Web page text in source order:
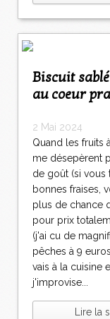
Biscuit sablé double
au coeur
2 Mai 2024
Quand les fruits
me désepèrent
de goût (si vous
bonnes fraises,
plus de chance
pour prix
(j'ai cu de
pêches à 9
vais à la cuisine
j'improvise...
Lire la